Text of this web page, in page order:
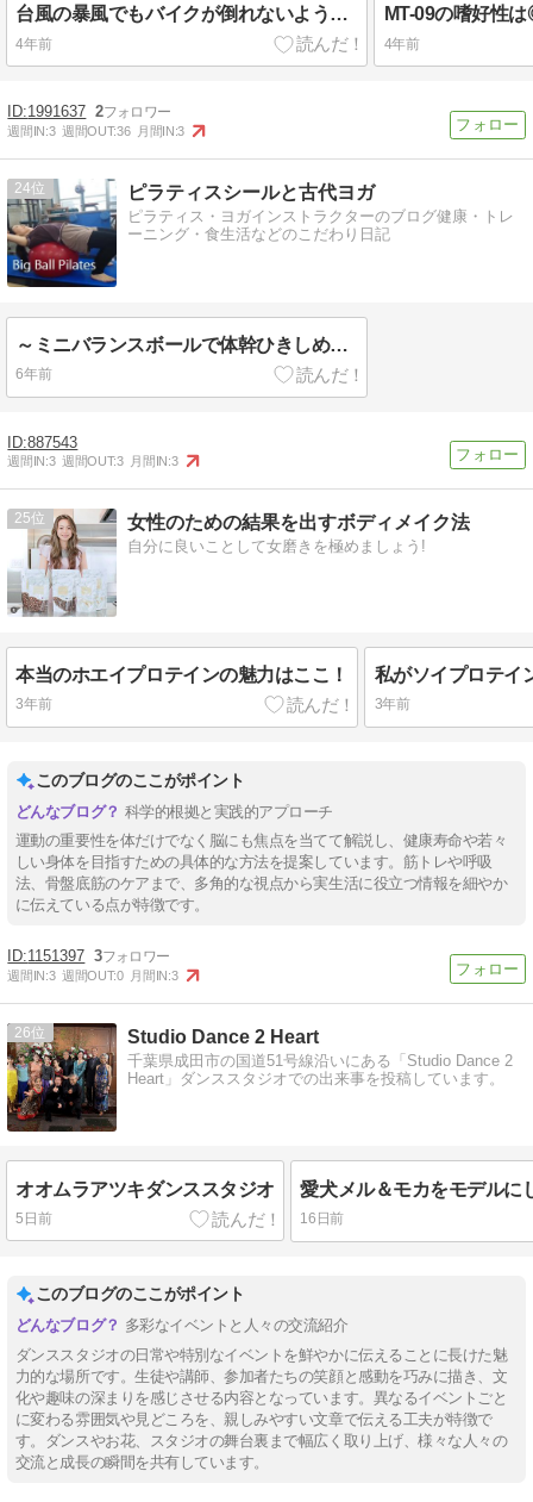
台風の暴風でもバイクが倒れないよう備えましょう！（スクーター編）
4年前 4年前
1991637 2
週間IN:3 週間OUT:36 月間IN:3
24 ピラティスシールと古代ヨガ
ピラティス・ヨガインストラクターのブログ健康・トレ
ーニング・食生活などのこだわり日記
～ミニバランスボールで体幹ひきしめ★シェイプアップピラティス～＠神奈川限定出張レッスン
6年前
887543
週間IN:3 週間OUT:3 月間IN:3
25 女性のための結果を出すボディメイク法
自分に良いことして女磨きを極めましょう!
本当のホエイプロテインの魅力はここ！
3年前 3年前
このブログのここがポイント
科学的根拠と実践的アプローチ
運動の重要性を体だけでなく脳にも焦点を当てて解説し、健康寿命や若々
しい身体を目指すための具体的な方法を提案しています。筋トレや呼吸
法、骨盤底筋のケアまで、多角的な視点から実生活に役立つ情報を細やか
に伝えている点が特徴です。
1151397 3
週間IN:3 週間OUT:0 月間IN:3
26 Studio Dance 2 Heart
千葉県成田市の国道51号線沿いにある「Studio Dance 2
Heart」ダンススタジオでの出来事を投稿しています。
オオムラアツキダンススタジオ
5日前 16日前
このブログのここがポイント
多彩なイベントと人々の交流紹介
ダンススタジオの日常や特別なイベントを鮮やかに伝えることに長けた魅
力的な場所です。生徒や講師、参加者たちの笑顔と感動を巧みに描き、文
化や趣味の深まりを感じさせる内容となっています。異なるイベントごと
に変わる雰囲気や見どころを、親しみやすい文章で伝える工夫が特徴で
す。ダンスやお花、スタジオの舞台裏まで幅広く取り上げ、様々な人々の
交流と成長の瞬間を共有しています。